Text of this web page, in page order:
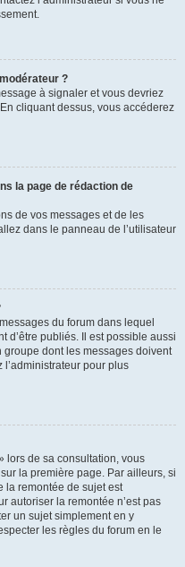
?
à signaler et vous devriez
cliquant dessus, vous accéderez
la page de rédaction de
de vos messages et de les
dans le panneau de l’utilisateur
du forum dans lequel
d’être publiés. Il est possible aussi
groupe dont les messages doivent
l’administrateur pour plus
lors de sa consultation, vous
la première page. Par ailleurs, si
la remontée de sujet est
autoriser la remontée n’est pas
un sujet simplement en y
les règles du forum en le